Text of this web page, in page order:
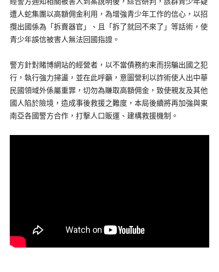
遭人蛇集團以高額佣金利用，為增強青少年工作的信心，以招
攬出國係為「拆賣器官」、且「拆了就回不來了」等話術，使
青少年誤信被害人無法回國指證。
警方針對賭博網站的經營者，以不當債務約束而拐騙出國之犯
行，執行強力掃盪，並在此呼籲，意圖營利以詐術使人出中華
民國領域外係屬重罪，切勿為賺取高額佣金，致使親友及其他
國人陷於險境，造成事後救援之難度，本局後續將再加強與東
南亞各國警方合作，打擊人口販運、建構救援機制。